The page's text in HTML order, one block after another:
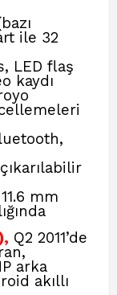
ile 32
LED flaş
kaydı
mm
Q2 2011’de
arka
akıllı